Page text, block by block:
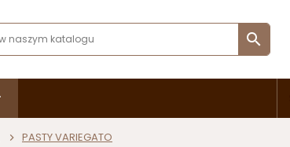

PASTY VARIEGATO